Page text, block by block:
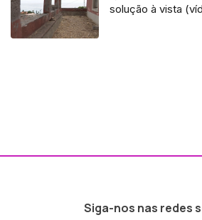
solução à vista
Siga-nos nas redes